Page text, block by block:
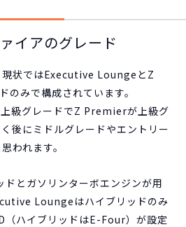
イアのグレード
現状ではExecutive LoungeとZ
みで構成されています。
級グレードでZ Premierが上級グ
後にミドルグレードやエントリー
われます。
とガソリンターボエンジンが用
Loungeはハイブリッドのみ
（ハイブリッドはE-Four）が設定